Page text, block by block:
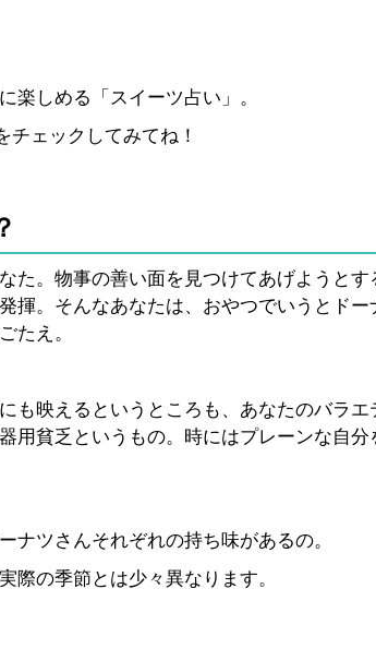
楽しめる「スイーツ占い」。
チェックしてみてね！
た。物事の善い面を見つけてあげようと
揮。そんなあなたは、おやつでいうとド
たえ。
も映えるというところも、あなたのバラ
用貧乏というもの。時にはプレーンな自
ナツさんそれぞれの持ち味があるの。
の季節とは少々異なります。